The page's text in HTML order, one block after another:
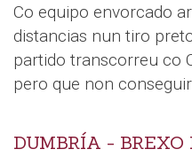
Co equipo envorcado
distancias nun tiro
partido transcorreu co
pero que non
DUMBRÍA -